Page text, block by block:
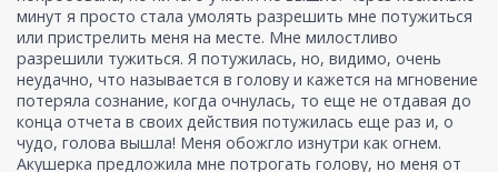
минут я просто стала умолять разрешить мне потужиться
или пристрелить меня на месте. Мне милостливо
разрешили тужиться. Я потужилась, но, видимо, очень
неудачно, что называется в голову и кажется на мгновение
потеряла сознание, когда очнулась, то еще не отдавая до
конца отчета в своих действия потужилась еще раз и, о
чудо, голова вышла! Меня обожгло изнутри как огнем.
Акушерка предложила мне потрогать голову, но меня от